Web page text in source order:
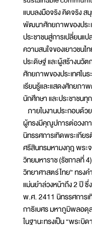
แบบลงมือจริง คิดจริง ส
พัฒนาศักยภาพของประเ
ประชาชนสู่การเปลี่ยนแ
ความสนใจของเยาวชน
ประดิษฐ์ และผู้สร้างนวั
ศักยภาพของประเทศใน
เรียนรู้และแสดงศักยภา
นักศึกษา และประชาชนทุ
ภายในงานประกอบด้
ผู้ทรงมีคุณูปการต่อวงก
นิทรรศการเทิดพระเกีย
ศรีสินทรมหามงกุฎ พระ
วิทยมหาราช (รัชกาลที่
วิทยาศาสตร์ไทย” ทรง
แม่นยำล่วงหน้าถึง 2 ปี
พ.ศ. 2411 นิทรรศการ
กาธิเบศร มหาภูมิพลอดุ
ในฐานะทรงเป็น “พระบิด